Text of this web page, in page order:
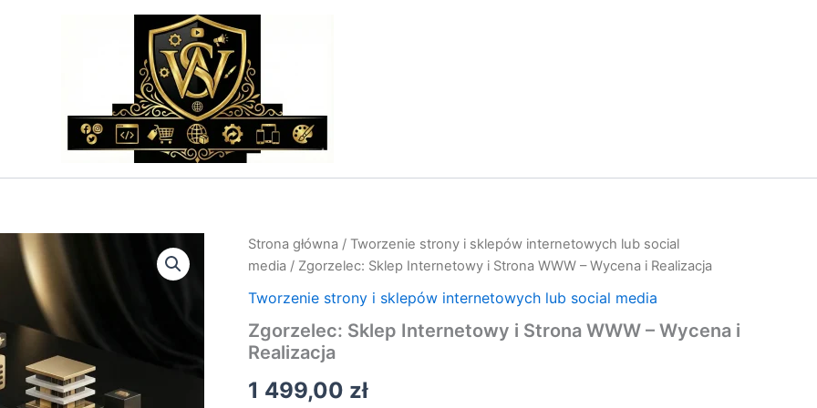
Strona główna / Tworzenie strony i sklepów internetowych lub social
media / Zgorzelec: Sklep Internetowy i Strona WWW – Wycena i Realizacja
Tworzenie strony i sklepów internetowych lub social media
Zgorzelec: Sklep Internetowy i Strona WWW – Wycena i
Realizacja
1 499,00 zł
ilość
Zgorzelec:
Internetowy
Strona
WWW
Wycena